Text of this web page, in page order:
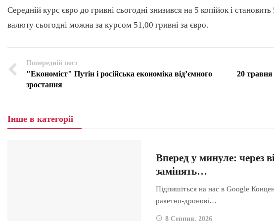
Середній курс євро до гривні сьогодні знизився на 5 копійок і
валюту сьогодні можна за курсом 51,00 гривні за євро.
Попередній пост
"Економіст" Путін і російська економіка від’ємного
зростання
20 травня
Інше в категорії
Вперед у минуле: через
замінять…
Підпишіться на нас в Google
ракетно-дронові…
8 Серпня, 2026